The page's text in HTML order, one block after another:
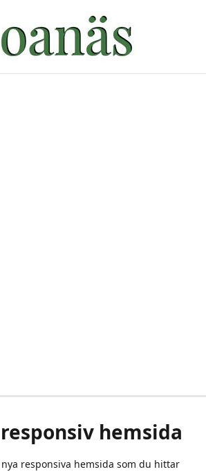
responsiv hemsida
responsiva hemsida som du hittar